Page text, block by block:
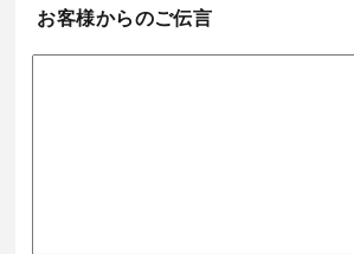
お客様からのご伝言